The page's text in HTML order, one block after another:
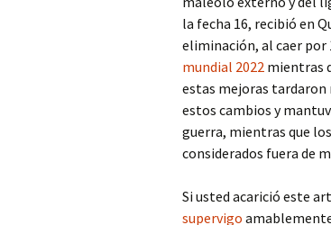
la fecha 16, recibió en
eliminación, al caer por
mundial 2022 mientras
estas mejoras tardaron
estos cambios y
guerra, mientras que
considerados fuera de
Si usted acarició este
supervigo